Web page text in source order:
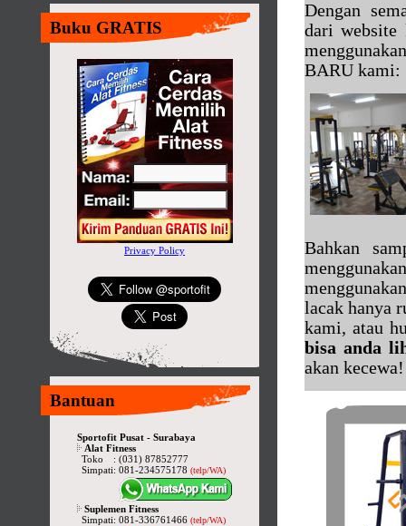
Buku GRATIS
Privacy Policy
Bantuan
Sportofit Pusat - Surabaya
Alat Fitness
Toko
: (031) 87852777
Simpati: 081-234575178 (telp/WA)
Suplemen Fitness
Simpati: 081-336761466 (telp/WA)
Dengan
dari website
BARU kami:
Bahkan
lacak hanya
kami, atau
bisa anda
akan kecewa!